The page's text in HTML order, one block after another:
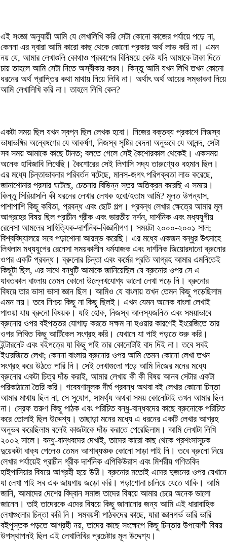
এই সংজ্ঞা অনুযায়ী আমি যে লেখালিখি করি সেটা কোনো কাজের পর্যায়ে পড়ে না,
কেননা এর দ্বারা আমি কারো কাছ থেকে কোনো প্রকার অর্থ লাভ করি না। এমন
নয় যে, আমার লেখাগুলি কোথাও প্রকাশের বিনিময়ে কেউ যদি আমাকে টাকা দিতে
চায় তাহলে আমি সেটা নিতে অস্বীকার করব। কিন্তু আমি যখন লিখি তখন কোনো
ধরনের অর্থ প্রাপ্তির কথা মাথায় নিয়ে লিখি না। অর্থাৎ অর্থ আয়ের সম্ভাবনা নিয়ে
আমি লেখালিখি করি না। তাহলে লিখি কেন?
একটা সময় ছিল যখন স্বপ্ন ছিল লেখক হবো। নিজের বক্তব্য প্রকাশে নিজস্ব
ভাষাভঙ্গির অন্বেষণের যে আকর্ষণ, নিজস্ব সৃষ্টির বেদনা অনুভবে যে আনন্দ, সেটা
সব সময় আমাকে কাছে টানত; বলতে গেলে সেই কৈশোরকাল থেকেই। একসময়
অনেক হাবিজাবি লিখেছি। কৈশোরের সেই লিগাসি সদ্য তারুণ্যেও বহমান ছিল।
এর মধ্যে চিন্তাভাবনার পরিবর্তন ঘটেছে, মানস-জগৎ পরিপক্বতা লাভ করেছে,
জানাশোনার প্রসার ঘটেছে, চেতনার বিভিন্ন স্তর অতিক্রম করেছি এ সময়ে।
কিন্তু সিরিয়াসলি কী ধরনের লেখার লেখক হবো/হতাম আমি? মূলত উপন্যাস,
পাশাপাশি কিছু কবিতা, প্রবন্ধ এবং ছোট গল্প। প্রবন্ধ লেখার ক্ষেত্রে আমার মূল
আগ্রহের বিষয় ছিল প্রাচীন গ্রীক এবং ভারতীয় দর্শন, দার্শনিক এবং মধ্যযুগীয়
রেনেসা আমলের সাহিত্যিক-দার্শনিক-বিজ্ঞানীগণ। সময়টা ২০০০-২০০১ সাল;
বিশ্ববিদ্যালয়ে সবে পড়াশোনা আরম্ভ করেছি। এর মধ্যে একজন বন্ধুর উৎসাহে
লিখলাম মধ্যযুগের রেনেসা সময়কালীন ধর্মযাজক এবং দার্শনিক জিয়োরদানো ব্রুনোর
ওপর একটি প্রবন্ধ। ব্রুনোর চিন্তা এবং কর্মের প্রতি আগ্রহ আমার এমনিতেই
কিছুটা ছিল, এর সাথে বন্ধুটি আমাকে জানিয়েছিল যে ব্রুনোর ওপর সে এ
যাবতকাল বাংলায় তেমন কোনো উল্লেখযোগ্য ভালো লেখা পড়ে নি। ব্রুনোর
বিষয়ে তার ভাসা ভাসা জ্ঞান ছিল। আমিও যে বাংলায় তখন তেমন কিছু পড়েছিলাম
এমন নয়। তবে নিশ্চয় কিছু না কিছু ছিলই। এখন যেমন অনেক বাংলা লেখাই
পাওয়া যায় ব্রুনো বিষয়ক। যাই হোক, নিজস্ব আলস্যজনিত এবং সময়াভাবে
ব্রুনোর ওপর বইপত্তর যোগাড় করতে সক্ষম না হওয়ার কারণেই ইংরেজিতে তার
ওপর লিখিত কিছু আর্টিকেল সংগ্রহ করি। যেখানে যা পাই পড়তে শুরু করি।
ইন্টারনেট এবং বইপত্রে যা কিছু পাই তার কোনোটাই বাদ দিই না। তবে সবই
ইংরেজিতে লেখা; কেননা বাংলায় ব্রুনোর ওপর আমি তেমন কোনো লেখা তখন
সংগ্রহ করে উঠতে পারি নি। সেই লেখাগুলো পড়ে আমি নিজের মনের মধ্যে
ব্রুনোর একটা চিত্র দাঁড় করাই, আমার লেখায় কী কী বিষয় আনব সেটার একটা
পরিকাঠামো তৈরি করি। গবেষণামূলক দীর্ঘ প্রবন্ধ অথবা বই লেখার কোনো চিন্তা
আমার মাথায় ছিল না, সে সুযোগ, সামর্থ্য অথবা সময় কোনোটাই তখন আমার ছিল
না। স্রেফ তরুণ কিছু পাঠক এবং পরিচিত বন্ধু-বান্ধবদের কাছে ব্রুনোকে পরিচিত
করে তোলাই ছিল উদ্দেশ্য। তাছাড়া মনের মধ্যে এ ধরনের একটি লেখার আগ্রহ
অনুভব করেছিলাম বলেই কাজটাকে দাঁড় করাতে পেরেছিলাম। আমি লেখাটা লিখি
২০০২ সালে। বন্ধু-বান্ধবদের দেখাই, তাদের কারো কাছ থেকে প্রশংসাসূচক
দুয়েকটা বাক্য পেলেও তেমন আশাব্যঞ্চক কোনো সাড়া পাই নি। তবে ব্রুনো নিয়ে
লেখার পর্যায়েই প্রাচীন গ্রীক দার্শনিক এপিকিউরাস এবং মিশরীয় গণিতবিদ
হাইপাসিয়ার বিষয়ে আগ্রহী হয়ে উঠি। ব্রুনোর মতোই এদের দুজনের ওপর যেখানে
যা লেখা পাই সব এক জায়গায় জড়ো করি। পড়াশোনা চালিয়ে যেতে থাকি। আমি
জানি, আমাদের দেশের বিদ্বান সমাজ তাদের বিষয়ে আমার চেয়ে অনেক ভালো
জানেন। তাই তাদেরকে এদের বিষয়ে কিছু জানানোর জন্য আমি এই ধারাবাহিক
লেখাগুলোর চিন্তা করি নি। সমবয়সী পাঠকদের কাছে, যারা জ্ঞানগর্ভ ভারি ভারি
বইপুস্তক পড়তে আগ্রহী নয়, তাদের কাছে সংক্ষেপে কিছু চিন্তার উপযোগী বিষয়
উপস্থাপনই ছিল এই লেখালিখির প্রচেষ্টার মূল উদ্দেশ্য।